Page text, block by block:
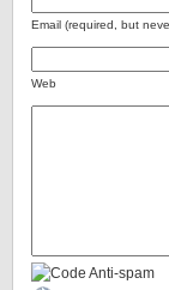
Email (required, but
Web